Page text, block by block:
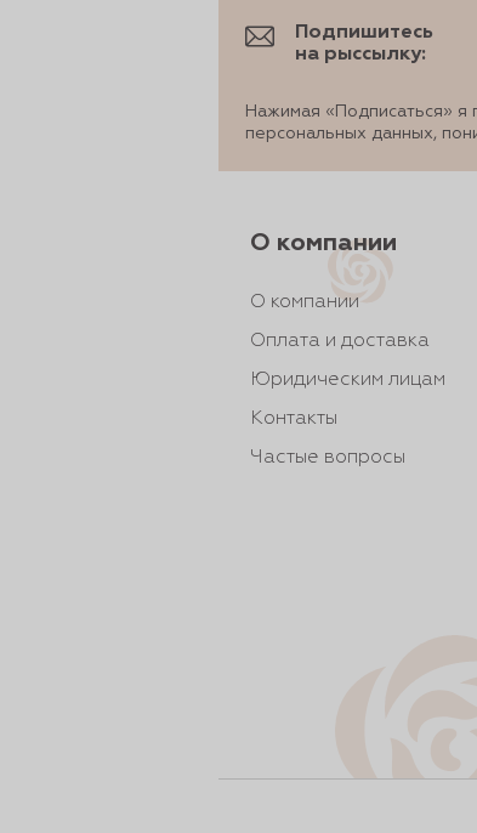
Подпишитесь
на рыссылку:
Нажимая «Подписаться» я
персональных данных,
О компании
О компании
Оплата и доставка
Юридическим лицам
Контакты
Частые вопросы